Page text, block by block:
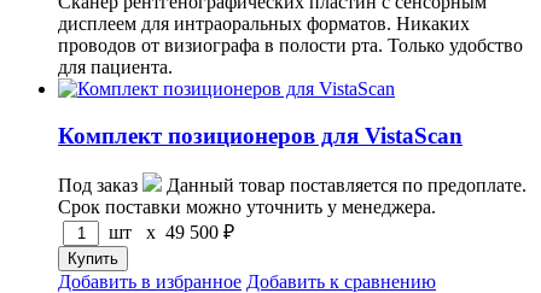
дисплеем для интраоральных форматов. Никаких
проводов от визиографа в полости рта. Только удобство
для пациента.
Комплект позиционеров для VistaScan
Под заказ
Данный товар поставляется по предоплате.
Срок поставки можно уточнить у менеджера.
шт x 49 500 ₽
Добавить в избранное Добавить к сравнению